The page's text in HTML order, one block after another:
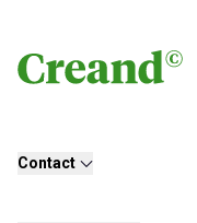
Contact